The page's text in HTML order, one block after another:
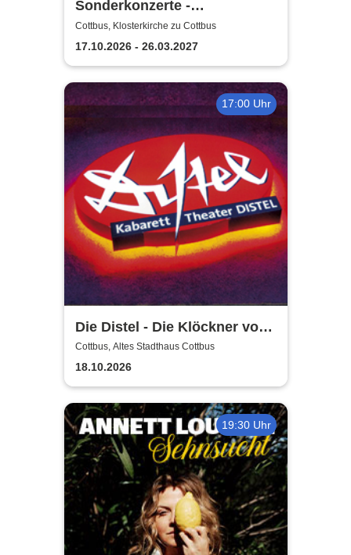
Sonderkonzerte -
Staatstheater Cottbus
Cottbus, Klosterkirche zu Cottbus
17.10.2026 - 26.03.2027
17:00 Uhr
Die Distel - Die Klöckner von
Instagram
Cottbus, Altes Stadthaus Cottbus
18.10.2026
19:30 Uhr